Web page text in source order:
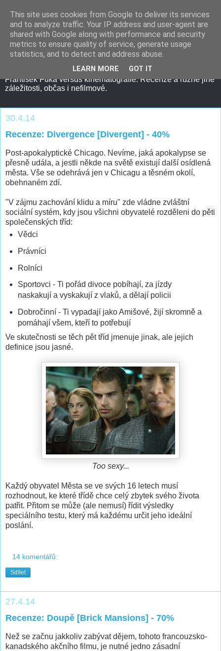
František Fuka versus kinematografie. Recenze a různé jiné
záležitosti, občas i nefilmové.
30.4.14
Recenze: Divergence [Divergent] - 40%
Post-apokalyptické Chicago. Nevíme, jaká apokalypse se
přesně udála, a jestli někde na světě existují další osídlená
města. Vše se odehrává jen v Chicagu a těsném okolí,
obehnaném zdí.
"V zájmu zachování klidu a míru" zde vládne zvláštní
sociální systém, kdy jsou všichni obyvatelé rozděleni do pěti
společenských tříd:
Vědci
Právníci
Rolníci
Sportovci - Ti pořád divoce pobíhají, za jízdy
naskakují a vyskakují z vlaků, a dělají policii
Dobročinní - Ti vypadají jako Amišové, žijí skromně a
pomáhají všem, kteří to potřebují
Ve skutečnosti se těch pět tříd jmenuje jinak, ale jejich
definice jsou jasné.
Too sexy...
Každý obyvatel Města se ve svých 16 letech musí
rozhodnout, ke které třídě chce celý zbytek svého života
patřit. Přitom se může (ale nemusí) řídit výsledky
speciálního testu, který má každému určit jeho ideální
poslání.
14 komentářů:
Sdílet
27.4.14
Recenze: Doupě [Brick Mansions] - 70%
Než se začnu jakkoliv zabývat dějem, tohoto francouzsko-
kanadského akčního filmu, je nutné jedno zásadní
This site uses cookies from Google to deliver its services
and to analyze traffic. Your IP address and user-agent are
shared with Google along with performance and security
metrics to ensure quality of service, generate usage
statistics, and to detect and address abuse.
LEARN MORE GOT IT